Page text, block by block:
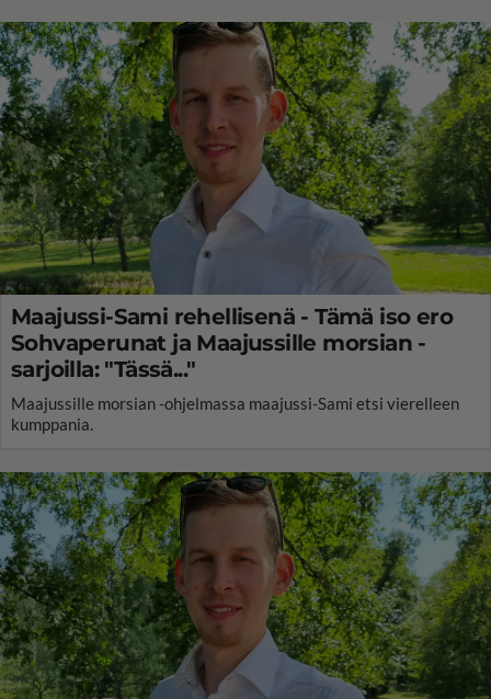
Maajussi-Sami rehellisenä - Tämä iso ero
Sohvaperunat ja Maajussille morsian -
sarjoilla: "Tässä..."
Maajussille morsian -ohjelmassa maajussi-Sami etsi vierelleen
kumppania.